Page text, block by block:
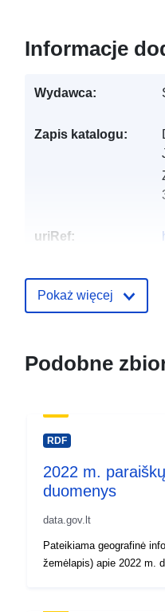
Informacje
Wydawca:
Zapis katalogu:
uriRef:
Pokaż więcej
Podobne
RDF
2022 m.
duomenys
data.gov.lt
Pateikiama geografinė
žemėlapis) apie 2022 m.